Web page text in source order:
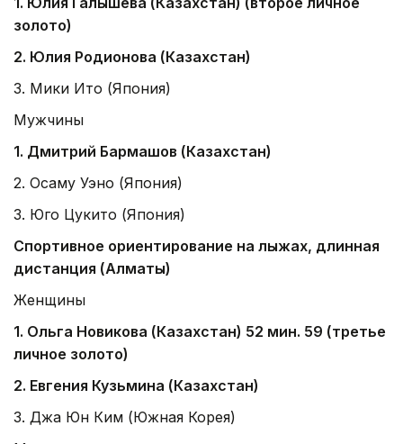
золото)
2. Юлия Родионова (Казахстан)
3. Мики Ито (Япония)
Мужчины
1. Дмитрий Бармашов (Казахстан)
2. Осаму Уэно (Япония)
3. Юго Цукито (Япония)
Спортивное ориентирование на лыжах, длинная
дистанция (Алматы)
Женщины
1. Ольга Новикова (Казахстан) 52 мин. 59 (третье
личное золото)
2. Евгения Кузьмина (Казахстан)
3. Джа Юн Ким (Южная Корея)